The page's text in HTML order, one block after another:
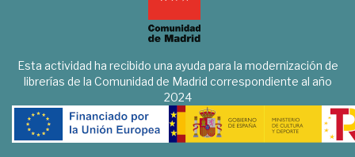
Esta actividad ha recibido una ayuda para la modernización de
librerías de la Comunidad de Madrid correspondiente al año
2024